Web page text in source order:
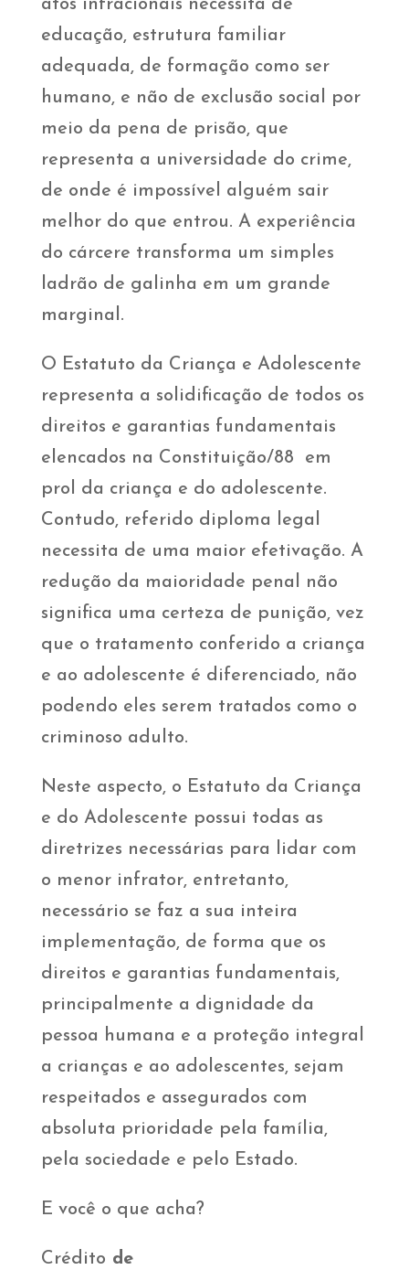
atos infracionais necessita de
educação, estrutura familiar
adequada, de formação como ser
humano, e não de exclusão social por
meio da pena de prisão, que
representa a universidade do crime,
de onde é impossível alguém sair
melhor do que entrou. A experiência
do cárcere transforma um simples
ladrão de galinha em um grande
marginal.
O Estatuto da Criança e Adolescente
representa a solidificação de todos os
direitos e garantias fundamentais
elencados na Constituição/88 em
prol da criança e do adolescente.
Contudo, referido diploma legal
necessita de uma maior efetivação. A
redução da maioridade penal não
significa uma certeza de punição, vez
que o tratamento conferido a criança
e ao adolescente é diferenciado, não
podendo eles serem tratados como o
criminoso adulto.
Neste aspecto, o Estatuto da Criança
e do Adolescente possui todas as
diretrizes necessárias para lidar com
o menor infrator, entretanto,
necessário se faz a sua inteira
implementação, de forma que os
direitos e garantias fundamentais,
principalmente a dignidade da
pessoa humana e a proteção integral
a crianças e ao adolescentes, sejam
respeitados e assegurados com
absoluta prioridade pela família,
pela sociedade e pelo Estado.
E você o que acha?
Crédito de